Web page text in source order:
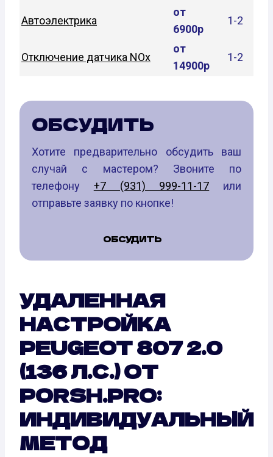
Автоэлектрика
от
6900р
1-2
Отключение датчика NOx
от
14900р
1-2
ОБСУДИТЬ
Хотите предварительно обсудить ваш
случай с мастером? Звоните по
телефону +7 (931) 999-11-17 или
отправьте заявку по кнопке!
ОБСУДИТЬ
УДАЛЕННАЯ
НАСТРОЙКА
PEUGEOT 807 2.0
(136 Л.С.) ОТ
PORSH.PRO:
ИНДИВИДУАЛЬНЫЙ
МЕТОД